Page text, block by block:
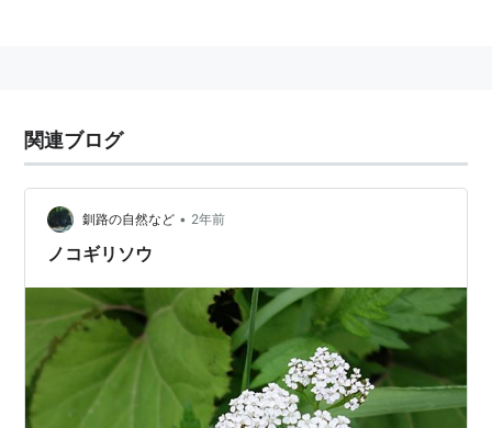
その他、アマゾンの女王を倒したり、メムノンを倒した
りと活躍するが、最終的にパリスにアキレス腱を射抜か
れて死亡する。
関連ブログ
釧路の自然など • 2年前
ノコギリソウ